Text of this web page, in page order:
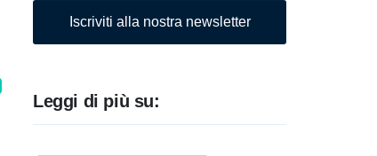
Iscriviti alla nostra newsletter
Leggi di più su: